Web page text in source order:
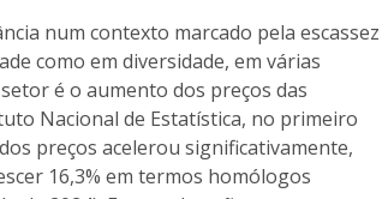
num contexto marcado pela escassez
como em diversidade, em várias
é o aumento dos preços das
Nacional de Estatística, no primeiro
preços acelerou significativamente,
16,3% em termos homólogos